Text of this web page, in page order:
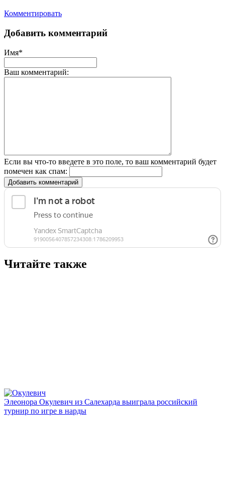
Комментировать
Добавить комментарий
Имя*
Ваш комментарий:
Если вы что-то введете в это поле, то ваш комментарий будет
помечен как спам:
Добавить комментарий
Читайте также
Элеонора Окулевич из Салехарда выиграла российский
турнир по игре в нарды